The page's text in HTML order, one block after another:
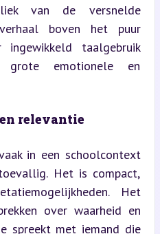
van de versnelde
boven het puur
ingewikkeld taalgebruik
grote emotionele en
relevantie
in een schoolcontext
Het is compact,
Het
over waarheid en
spreekt met iemand die